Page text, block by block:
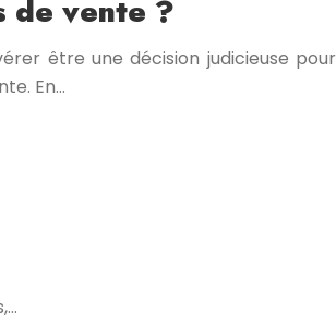
de vente ?
être une décision judicieuse pour
En…